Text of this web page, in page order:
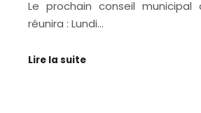
Le prochain conseil municipal
réunira : Lundi…
Lire la suite